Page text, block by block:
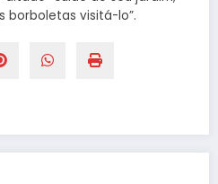
borboletas visitá-lo”.